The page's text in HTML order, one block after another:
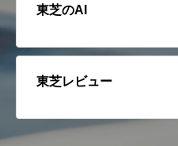
東芝のAI
東芝レビュー